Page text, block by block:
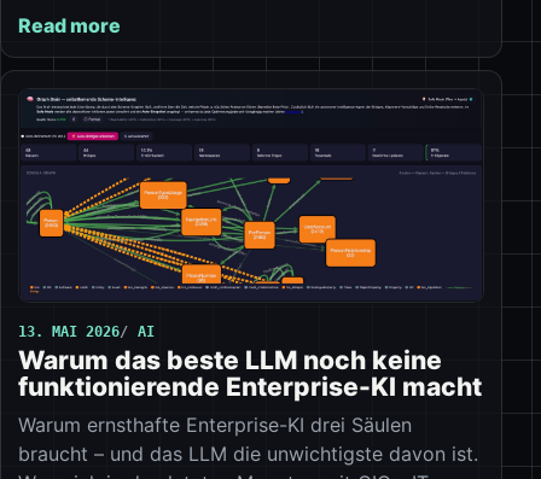
Read more
13. MAI 2026 AI
Warum das beste LLM noch keine
funktionierende Enterprise-KI macht
Warum ernsthafte Enterprise-KI drei Säulen
braucht – und das LLM die unwichtigste davon ist.